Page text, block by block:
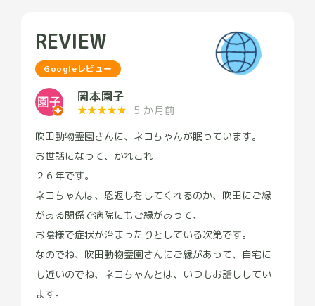
REVIEW
Googleレビュー
岡本園子
★★★★★
5 か月前
吹田動物霊園さんに、ネコちゃんが眠っています。
お世話になって、かれこれ
２６年です。
ネコちゃんは、恩返しをしてくれるのか、吹田にご縁
がある関係で病院にもご縁があって、
お陰様で症状が治まったりとしている次第です。
なのでね、吹田動物霊園さんにご縁があって、自宅に
も近いのでね、ネコちゃんとは、いつもお話ししてい
ます。